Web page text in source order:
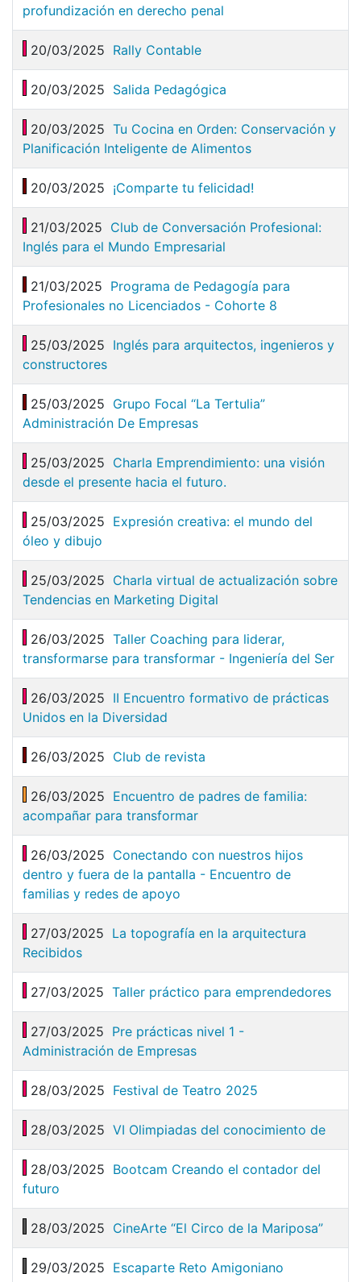
profundización en derecho penal
20/03/2025 Rally Contable
20/03/2025 Salida Pedagógica
20/03/2025 Tu Cocina en Orden: Conservación y
Planificación Inteligente de Alimentos
20/03/2025 ¡Comparte tu felicidad!
21/03/2025 Club de Conversación Profesional:
Inglés para el Mundo Empresarial
21/03/2025 Programa de Pedagogía para
Profesionales no Licenciados - Cohorte 8
25/03/2025 Inglés para arquitectos, ingenieros y
constructores
25/03/2025 Grupo Focal “La Tertulia”
Administración De Empresas
25/03/2025 Charla Emprendimiento: una visión
desde el presente hacia el futuro.
25/03/2025 Expresión creativa: el mundo del
óleo y dibujo
25/03/2025 Charla virtual de actualización sobre
Tendencias en Marketing Digital
26/03/2025 Taller Coaching para liderar,
transformarse para transformar - Ingeniería del Ser
26/03/2025 II Encuentro formativo de prácticas
Unidos en la Diversidad
26/03/2025 Club de revista
26/03/2025 Encuentro de padres de familia:
acompañar para transformar
26/03/2025 Conectando con nuestros hijos
dentro y fuera de la pantalla - Encuentro de
familias y redes de apoyo
27/03/2025 La topografía en la arquitectura
Recibidos
27/03/2025 Taller práctico para emprendedores
27/03/2025 Pre prácticas nivel 1 -
Administración de Empresas
28/03/2025 Festival de Teatro 2025
28/03/2025 VI Olimpiadas del conocimiento de
28/03/2025 Bootcam Creando el contador del
futuro
28/03/2025 CineArte “El Circo de la Mariposa”
29/03/2025 Escaparte Reto Amigoniano